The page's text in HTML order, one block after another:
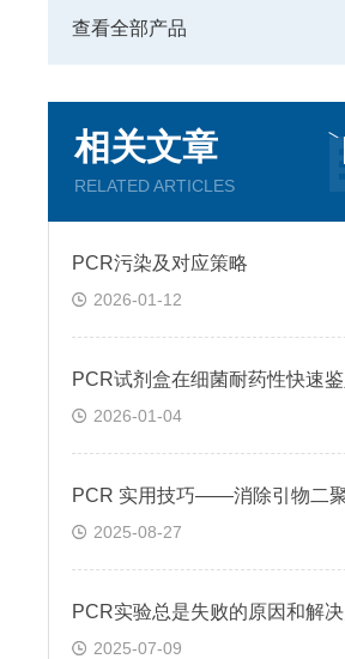
查看全部产品
相关文章
RELATED ARTICLES
PCR污染及对应策略
2026-01-12
2026-01-04
2025-08-27
PCR实验总是失败的原因和解
2025-07-09